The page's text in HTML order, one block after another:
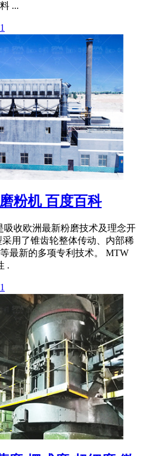
...
粉机 百度百科
收欧洲最新粉磨技术及理念开
用了锥齿轮整体传动、内部稀
最新的多项专利技术。 MTW
.